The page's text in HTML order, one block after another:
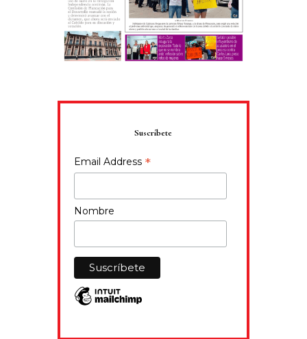
Suscríbete
Email Address *
Nombre